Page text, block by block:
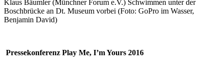
Klaus Bäumler (Münchner Forum e.V.) Schwimmen unter der
Boschbrücke an Dt. Museum vorbei (Foto: GoPro im Wasser,
Benjamin David)
Pressekonferenz Play Me, I’m Yours 2016